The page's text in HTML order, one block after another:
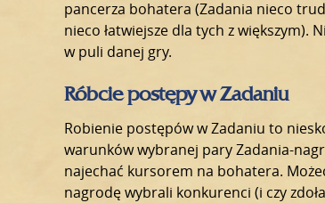
pancerza bohatera (Zadania nieco
nieco łatwiejsze dla tych z
w puli danej gry.
Róbcie postępy w Zadaniu
Robienie postępów w Zadaniu to
warunków wybranej pary Zadania-
najechać kursorem na bohatera.
nagrodę wybrali konkurenci (i czy